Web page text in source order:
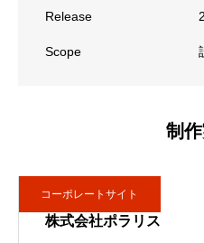
Release
Scope
制
コーポレートサイト
株式会社ポラリス